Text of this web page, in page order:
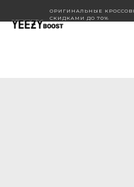
ОРИГИНАЛЬНЫЕ
СКИДКАМИ ДО 70%